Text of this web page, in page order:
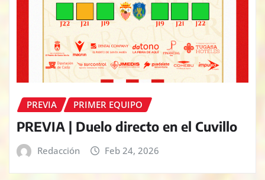
PREVIA PRIMER EQUIPO
PREVIA | Duelo directo en el Cuvillo
Redacción Feb 24, 2026